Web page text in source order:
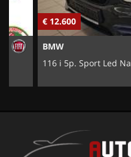
€ 12.600
BMW
116 i 5p. Sport Led Navi Xeno